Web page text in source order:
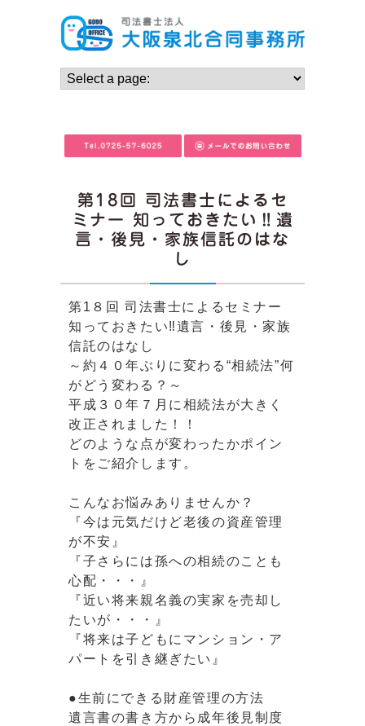
第18回 司法書士によるセ
ミナー 知っておきたい‼遺
言・後見・家族信託のはな
し
第1８回 司法書士によるセミナー
知っておきたい‼遺言・後見・家族
信託のはなし
～約４０年ぶりに変わる“相続法”何
がどう変わる？～
平成３０年７月に相続法が大きく
改正されました！！
どのような点が変わったかポイン
トをご紹介します。
こんなお悩みありませんか？
『今は元気だけど老後の資産管理
が不安』
『子さらには孫への相続のことも
心配・・・』
『近い将来親名義の実家を売却し
たいが・・・』
『将来は子どもにマンション・ア
パートを引き継ぎたい』
●生前にできる財産管理の方法
遺言書の書き方から成年後見制度